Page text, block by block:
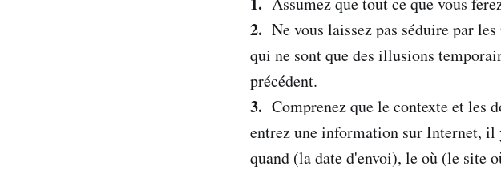
2. Ne vous laissez pas séduire par
qui ne sont que des illusions
précédent.
3. Comprenez que le contexte et les
entrez une information sur Internet,
quand (la date d'envoi), le où (le site